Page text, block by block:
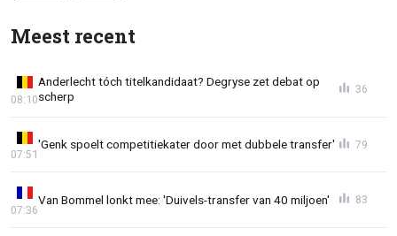
Meest recent
Anderlecht tóch titelkandidaat? Degryse zet debat op
scherp
08:10
36
'Genk spoelt competitiekater door met dubbele transfer'
07:51
79
Van Bommel lonkt mee: 'Duivels-transfer van 40 miljoen'
07:36
83